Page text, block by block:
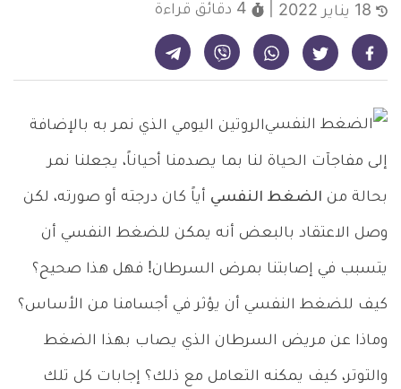
4 دقائق قراءة
شارك على فيسبوك - ديلي ميديكال انفو شارك على تويتر - ديلي ميديكال انفو شارك على واتساب - ديلي ميديكال انفو شارك على فايبر - ديلي ميديكال انفو شارك على تيليجرام - ديلي ميديكال انفو
الروتين اليومي الذي نمر به بالإضافة
إلى مفاجآت الحياة لنا بما يصدمنا أحياناً، يجعلنا نمر
بحالة من الضغط النفسي أياً كان درجته أو صورته، لكن
وصل الاعتقاد بالبعض أنه يمكن للضغط النفسي أن
يتسبب في إصابتنا بمرض السرطان! فهل هذا صحيح؟
كيف للضغط النفسي أن يؤثر في أجسامنا من الأساس؟
وماذا عن مريض السرطان الذي يصاب بهذا الضغط
والتوتر، كيف يمكنه التعامل مع ذلك؟ إجابات كل تلك